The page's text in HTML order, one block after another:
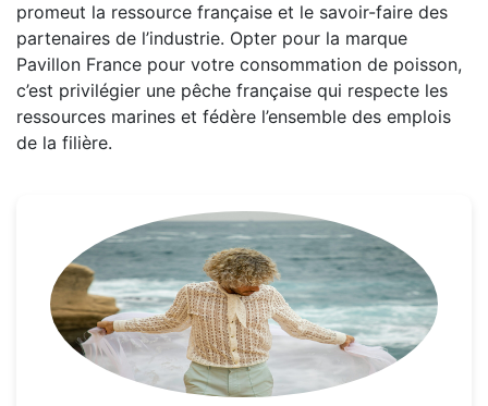
promeut la ressource française et le savoir-faire des
partenaires de l’industrie. Opter pour la marque
Pavillon France pour votre consommation de poisson,
c’est privilégier une pêche française qui respecte les
ressources marines et fédère l’ensemble des emplois
de la filière.